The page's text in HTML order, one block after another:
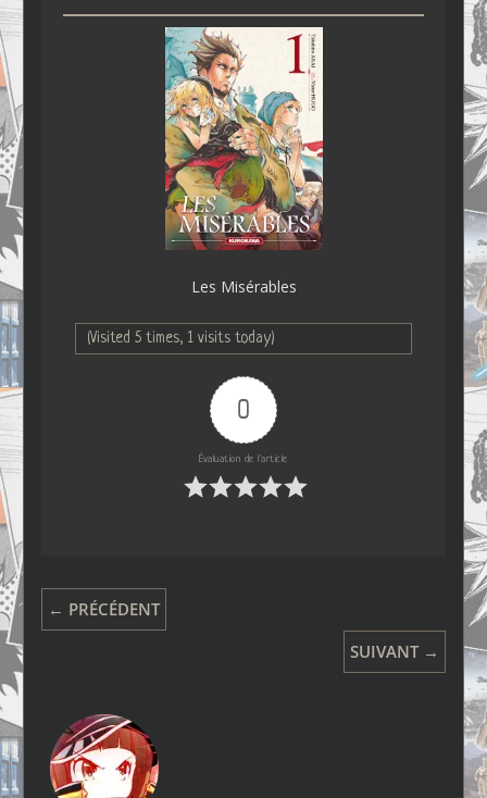
Les Misérables
(Visited 5 times, 1 visits today)
0
Évaluation de l'article
← PRÉCÉDENT
SUIVANT →